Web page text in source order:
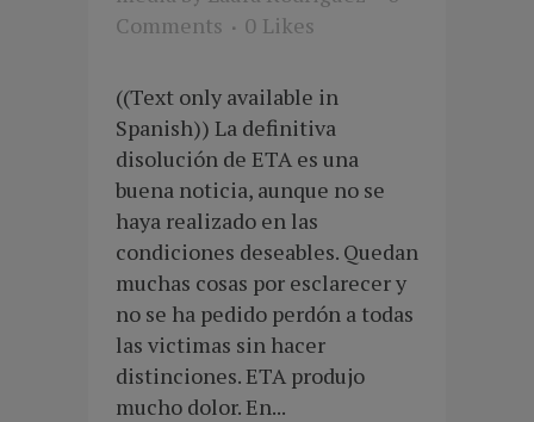
Comments
0 Likes
((Text only available in
Spanish)) La definitiva
disolución de ETA es una
buena noticia, aunque no se
haya realizado en las
condiciones deseables. Quedan
muchas cosas por esclarecer y
no se ha pedido perdón a todas
las victimas sin hacer
distinciones. ETA produjo
mucho dolor. En...